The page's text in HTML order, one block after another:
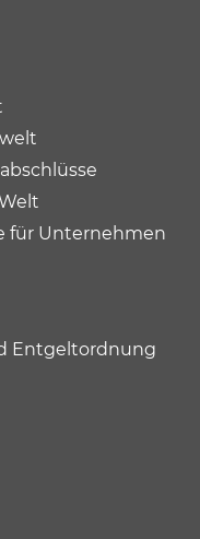
für Unternehmen
Entgeltordnung